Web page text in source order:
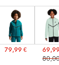
79,99 €